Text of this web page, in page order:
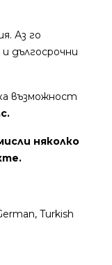
Аз го
дългосрочни
възможност
няколко
Turkish